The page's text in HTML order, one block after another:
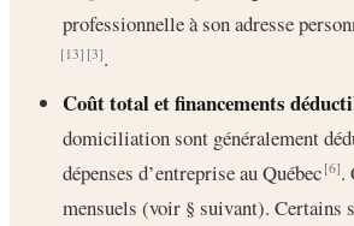
professionnelle à son adresse
[13] [3].
Coût total et financements
domiciliation sont généralement
dépenses d’entreprise au Québec[6].
mensuels (voir § suivant). Certains